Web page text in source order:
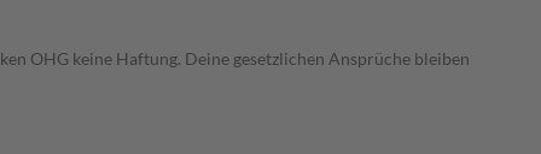
OHG keine Haftung. Deine gesetzlichen Ansprüche bleiben